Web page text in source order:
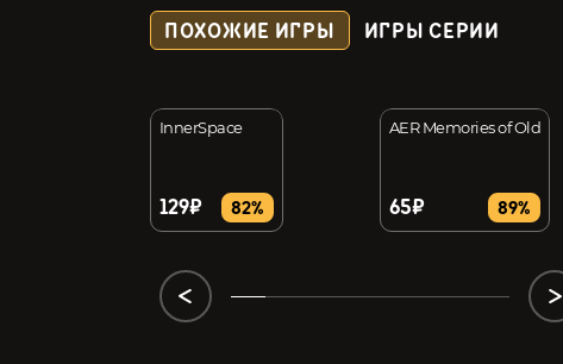
ПОХОЖИЕ ИГРЫ ИГРЫ СЕРИИ
InnerSpace
129₽ 82%
AER Memories of Old
65₽ 89%